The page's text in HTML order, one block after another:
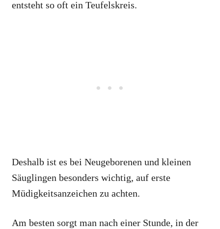
entsteht so oft ein Teufelskreis.
Deshalb ist es bei Neugeborenen und kleinen
Säuglingen besonders wichtig, auf erste
Müdigkeitsanzeichen zu achten.
Am besten sorgt man nach einer Stunde, in der